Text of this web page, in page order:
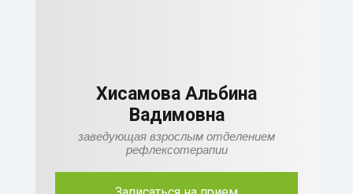
Хисамова Альбина
Вадимовна
заведующая взрослым отделением
рефлексотерапии